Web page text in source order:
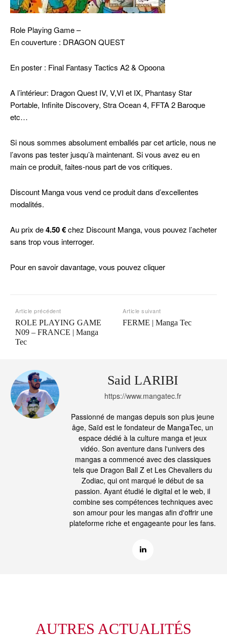
Role Playing Game –
En couverture : DRAGON QUEST
En poster : Final Fantasy Tactics A2 & Opoona
A l’intérieur: Dragon Quest IV, V,VI et IX, Phantasy Star
Portable, Infinite Discovery, Stra Ocean 4, FFTA 2 Baroque
etc…
Si nous sommes absolument emballés par cet article, nous ne
l’avons pas tester jusqu’à maintenant. Si vous avez eu en
main ce produit, faites-nous part de vos critiques.
Discount Manga vous vend ce produit dans d’excellentes
modalités.
Au prix de4.50 €chez Discount Manga, vous pouvez l’acheter
sans trop vous interroger.
Pour en savoir davantage, vous pouvez cliquer
Article précédent
ROLE PLAYING GAME
N09 – FRANCE | Manga
Tec
Article suivant
FERME | Manga Tec
Said LARIBI
https://www.mangatec.fr
Passionné de mangas depuis son plus jeune
âge, Saïd est le fondateur de MangaTec, un
espace dédié à la culture manga et jeux
vidéo. Son aventure dans l'univers des
mangas a commencé avec des classiques
tels que Dragon Ball Z et Les Chevaliers du
Zodiac, qui ont marqué le début de sa
passion. Ayant étudié le digital et le web, il
combine ses compétences techniques avec
son amour pour les mangas afin d'offrir une
plateforme riche et engageante pour les fans.
AUTRES ACTUALITÉS